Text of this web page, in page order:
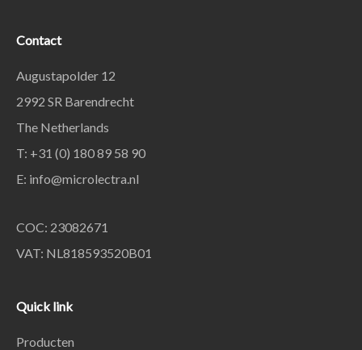
Contact
Augustapolder 12
2992 SR Barendrecht
The Netherlands
T: +31 (0) 180 89 58 90
E: info@microlectra.nl
COC: 23082671
VAT: NL818593520B01
Quick link
Producten